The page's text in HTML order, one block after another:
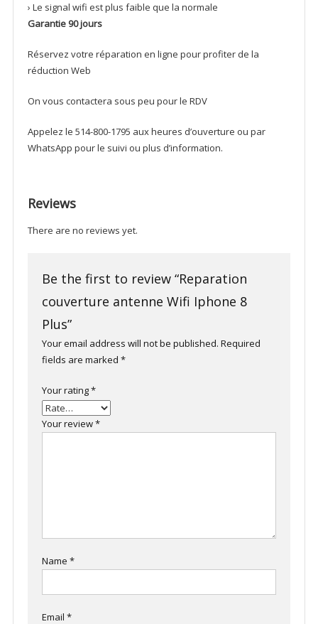
› Le signal wifi est plus faible que la normale
Garantie 90 jours
Réservez votre réparation en ligne pour profiter de la
réduction Web
On vous contactera sous peu pour le RDV
Appelez le 514-800-1795 aux heures d’ouverture ou par
WhatsApp pour le suivi ou plus d’information.
Reviews
There are no reviews yet.
Be the first to review “Reparation
couverture antenne Wifi Iphone 8
Plus”
Your email address will not be published. Required
fields are marked *
Your rating*
Your review*
Name *
Email *